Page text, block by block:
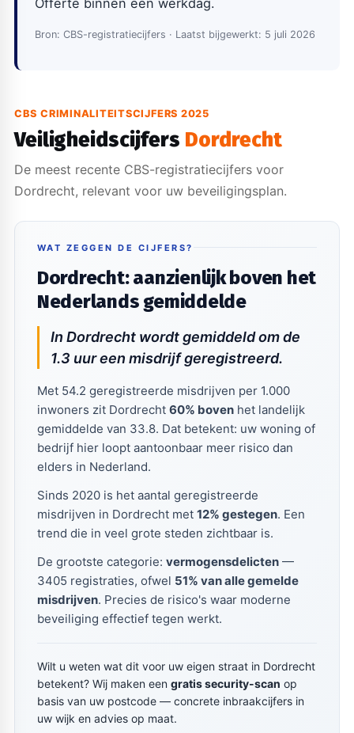
Offerte binnen één werkdag.
Bron: CBS-registratiecijfers · Laatst bijgewerkt: 5 juli 2026
CBS CRIMINALITEITSCIJFERS 2025
Veiligheidscijfers Dordrecht
De meest recente CBS-registratiecijfers voor
Dordrecht, relevant voor uw beveiligingsplan.
WAT ZEGGEN DE CIJFERS?
Dordrecht: aanzienlijk boven het
Nederlands gemiddelde
In Dordrecht wordt gemiddeld om de
1.3 uur een misdrijf geregistreerd.
Met 54.2 geregistreerde misdrijven per 1.000
inwoners zit Dordrecht 60% bovenhet landelijk
gemiddelde van 33.8. Dat betekent: uw woning of
bedrijf hier loopt aantoonbaar meer risico dan
elders in Nederland.
Sinds 2020 is het aantal geregistreerde
misdrijven in Dordrecht met 12% gestegen. Een
trend die in veel grote steden zichtbaar is.
De grootste categorie: vermogensdelicten—
3405 registraties, ofwel 51% van alle gemelde
misdrijven. Precies de risico's waar moderne
beveiliging effectief tegen werkt.
Wilt u weten wat dit voor uw eigen straat in Dordrecht
betekent? Wij maken een gratis security-scan op
basis van uw postcode — concrete inbraakcijfers in
uw wijk en advies op maat.